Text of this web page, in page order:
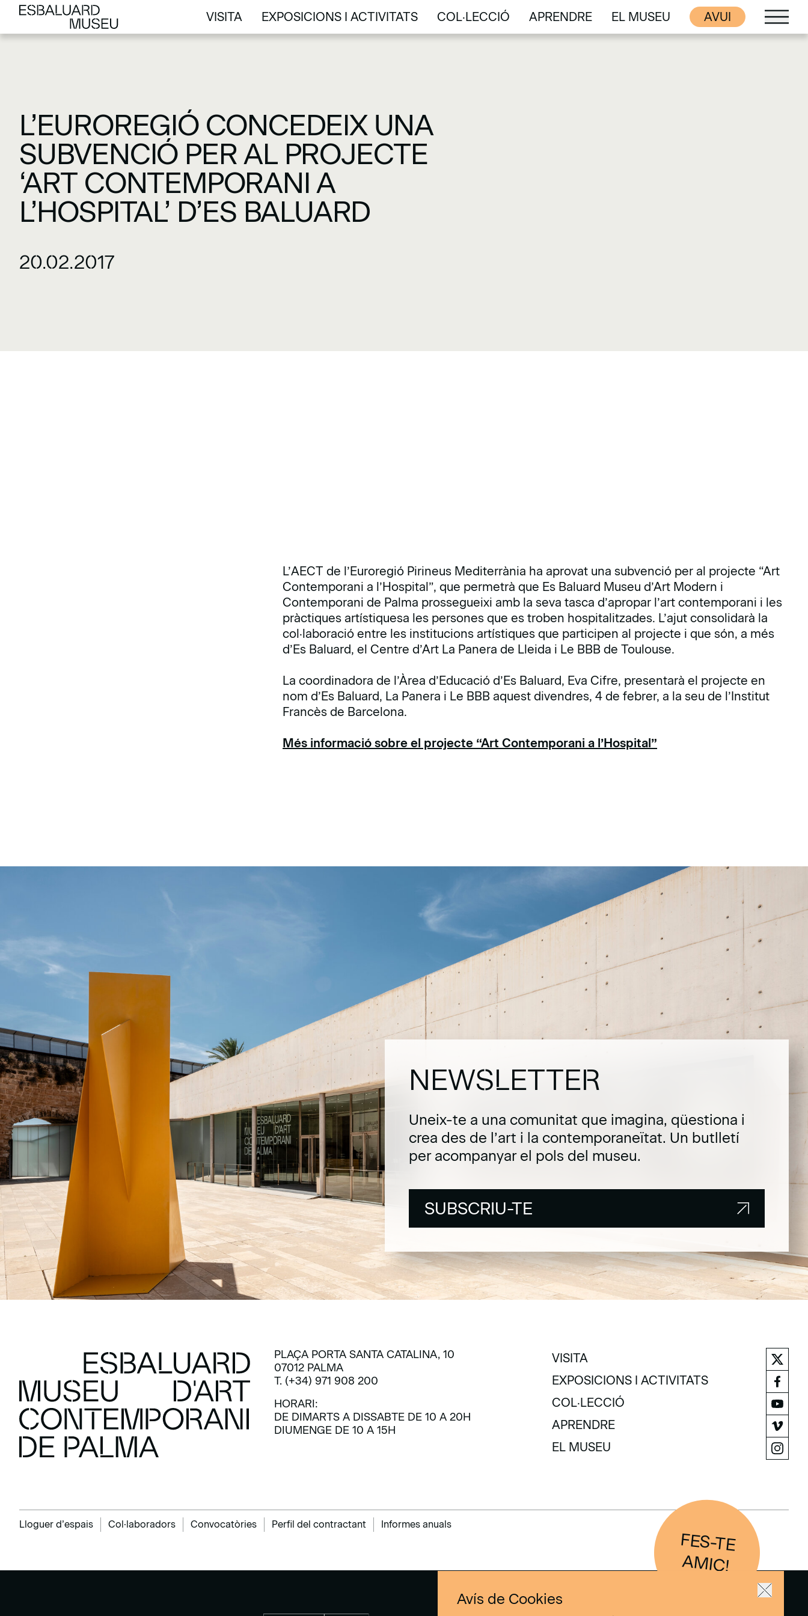
VISITA
VISITA
EXPOSICIONS I ACTIVITATS
EXPOSICIONS I ACTIVITATS
COL·LECCIÓ
COL·LECCIÓ
APRENDRE
APRENDRE
EL MUSEU
EL MUSEU
AVUI
L’EUROREGIÓ CONCEDEIX UNA
SUBVENCIÓ PER AL PROJECTE
‘ART CONTEMPORANI A
L’HOSPITAL’ D’ES BALUARD
20.02.2017
L’AECT de l’Euroregió Pirineus Mediterrània ha aprovat una subvenció per al projecte “Art
Contemporani a l’Hospital”, que permetrà que Es Baluard Museu d’Art Modern i
Contemporani de Palma prossegueixi amb la seva tasca d’apropar l’art contemporani i les
pràctiques artístiquesa les persones que es troben hospitalitzades. L’ajut consolidarà la
col·laboració entre les institucions artístiques que participen al projecte i que són, a més
d’Es Baluard, el Centre d’Art La Panera de Lleida i Le BBB de Toulouse.
La coordinadora de l’Àrea d’Educació d’Es Baluard, Eva Cifre, presentarà el projecte en
nom d’Es Baluard, La Panera i Le BBB aquest divendres, 4 de febrer, a la seu de l’Institut
Francès de Barcelona.
Més informació sobre el projecte “Art Contemporani a l’Hospital”
NEWSLETTER
Uneix-te a una comunitat que imagina, qüestiona i
crea des de l’art i la contemporaneïtat. Un butlletí
per acompanyar el pols del museu.
SUBSCRIU-TE
PLAÇA PORTA SANTA CATALINA, 10
07012 PALMA
T. (+34) 971 908 200
HORARI:
DE DIMARTS A DISSABTE DE 10 A 20H
DIUMENGE DE 10 A 15H
VISITA
VISITA
EXPOSICIONS I ACTIVITATS
EXPOSICIONS I ACTIVITATS
COL·LECCIÓ
COL·LECCIÓ
APRENDRE
APRENDRE
EL MUSEU
Lloguer d’espais Col·laboradors Convocatòries Perfil del contractant Informes anuals
FES-TE
AM
IC
!
Avís de Cookies